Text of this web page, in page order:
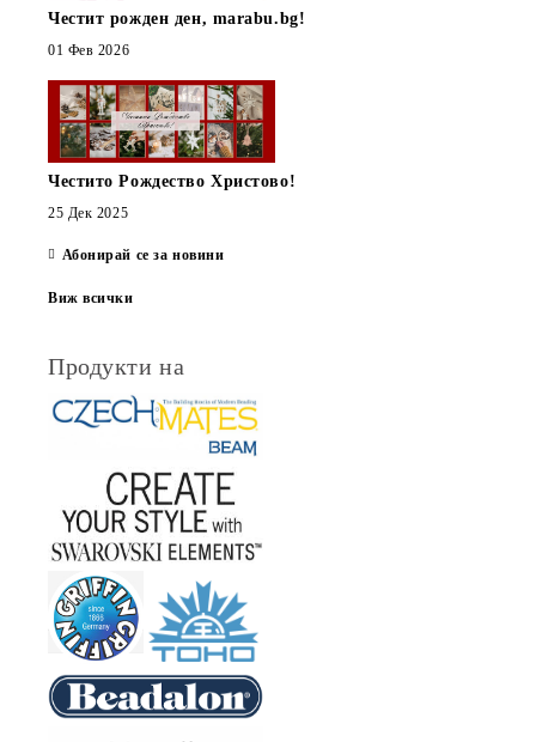
Честит рожден ден, marabu.bg!
01 Фев 2026
Честито Рождество Христово!
25 Дек 2025
Абонирай се за новини
Виж всички
Продукти на